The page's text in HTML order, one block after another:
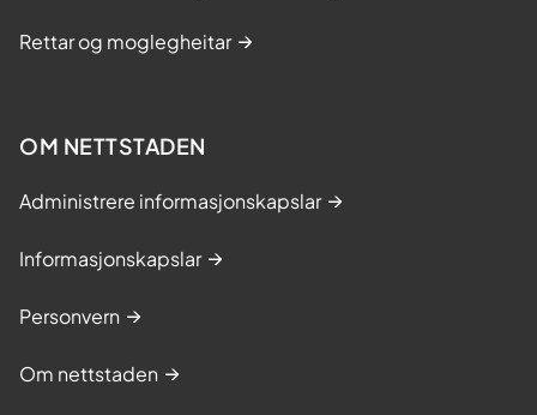
Rettar og moglegheitar
OM NETTSTADEN
Administrere informasjonskapslar
Informasjonskapslar
Personvern
Om nettstaden